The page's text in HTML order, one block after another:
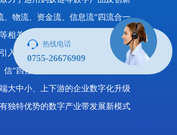
、物流、资金流、信息流”四流合一
相关的可信供应链的数据资产网络
引入供应链金融和普惠金融数据服务
”四位一体的产业链企业协作网络
大中小、上下游的企业数字化升级
独特优势的数字产业带发展新模式
热线电话
0755-26676909